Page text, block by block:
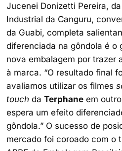
Jucenei Donizetti Pereira,
Industrial da Canguru,
da Guabi, completa
diferenciada na gôndola é o
nova embalagem por trazer
à marca. “O resultado final
avaliamos utilizar os filmes
touch da Terphaneem
espera um efeito
gôndola.” O sucesso de
mercado foi coroado com o